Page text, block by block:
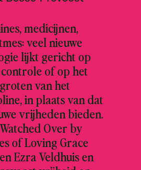
medicijnen,
veel nieuwe
lijkt gericht op
of op het
van het
in plaats van dat
vrijheden bieden.
Over by
of Loving Grace
Ezra Veldhuis en